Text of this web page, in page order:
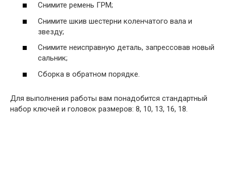
Снимите ремень ГРМ;
Снимите шкив шестерни коленчатого вала и
звезду;
Снимите неисправную деталь, запрессовав новый
сальник;
Сборка в обратном порядке.
Для выполнения работы вам понадобится стандартный
набор ключей и головок размеров: 8, 10, 13, 16, 18.